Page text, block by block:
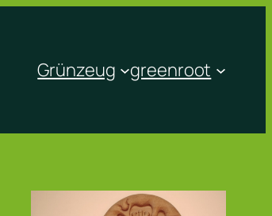
Grünzeug greenroot